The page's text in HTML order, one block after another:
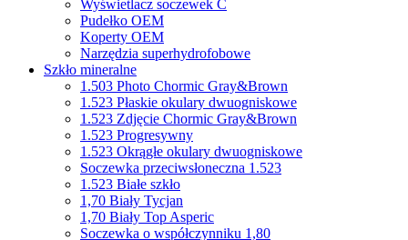
Wyświetlacz soczewek C
Pudełko OEM
Koperty OEM
Narzędzia superhydrofobowe
Szkło mineralne
1.503 Photo Chormic Gray&Brown
1.523 Płaskie okulary dwuogniskowe
1.523 Zdjęcie Chormic Gray&Brown
1.523 Progresywny
1.523 Okrągłe okulary dwuogniskowe
Soczewka przeciwsłoneczna 1.523
1.523 Białe szkło
1,70 Biały Tycjan
1,70 Biały Top Asperic
Soczewka o współczynniku 1,80